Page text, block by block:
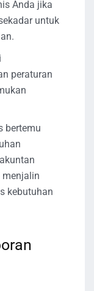
Anda jika
untuk
peraturan
bertemu
menjalin
kebutuhan